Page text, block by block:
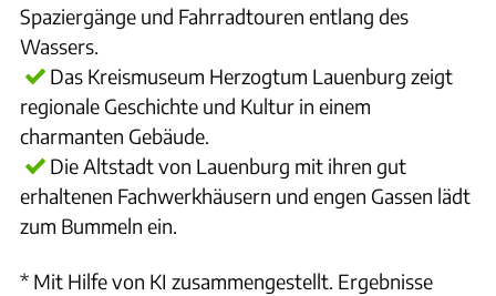
Spaziergänge und Fahrradtouren entlang des
Wassers.
Das Kreismuseum Herzogtum Lauenburg zeigt
regionale Geschichte und Kultur in einem
charmanten Gebäude.
Die Altstadt von Lauenburg mit ihren gut
erhaltenen Fachwerkhäusern und engen Gassen lädt
zum Bummeln ein.
* Mit Hilfe von KI zusammengestellt. Ergebnisse